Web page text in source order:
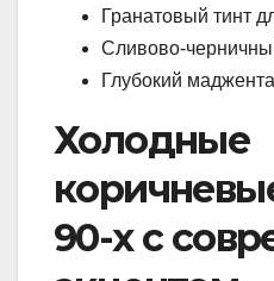
Гранатовый тинт
Сливово-
Глубокий
Холодные
90-х с